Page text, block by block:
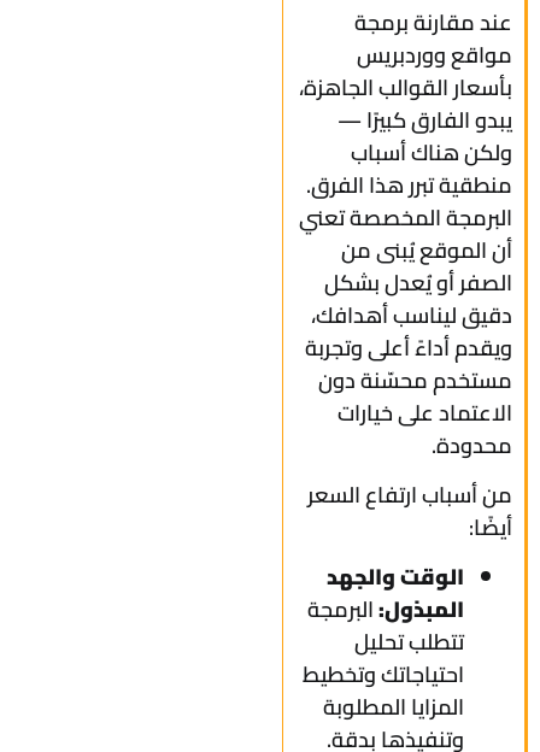
عند مقارنة برمجة
مواقع ووردبريس
بأسعار القوالب الجاهزة،
يبدو الفارق كبيرًا —
ولكن هناك أسباب
منطقية تبرر هذا الفرق.
البرمجة المخصصة تعني
أن الموقع يُبنى من
الصفر أو يُعدل بشكل
دقيق ليناسب أهدافك،
ويقدم أداءً أعلى وتجربة
مستخدم محسّنة دون
الاعتماد على خيارات
محدودة.
من أسباب ارتفاع السعر
أيضًا:
الوقت والجهد
المبذول:البرمجة
تتطلب تحليل
احتياجاتك وتخطيط
المزايا المطلوبة
وتنفيذها بدقة.